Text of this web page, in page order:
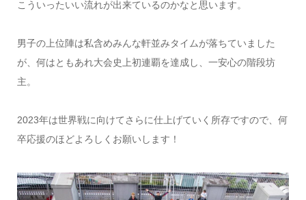
こういったいい流れが出来ているのかなと思います。
男子の上位陣は私含めみんな軒並みタイムが落ちていました
が、何はともあれ大会史上初連覇を達成し、一安心の階段坊
主。
2023年は世界戦に向けてさらに仕上げていく所存ですので、何
卒応援のほどよろしくお願いします！